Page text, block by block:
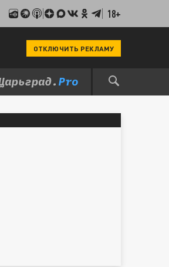
18+
ОТКЛЮЧИТЬ РЕКЛАМУ